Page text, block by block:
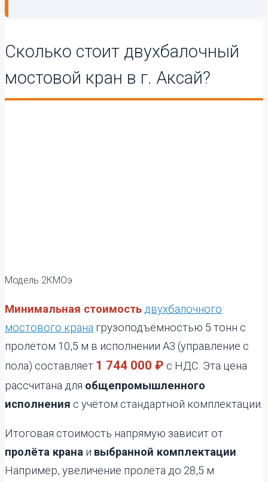
Сколько стоит двухбалочный
мостовой кран в г. Аксай?
Модель 2КМОэ
Минимальная стоимость двухбалочного
мостового крана грузоподъёмностью 5 тонн с
пролётом 10,5 м в исполнении А3 (управление с
пола) составляет 1 744 000 ₽ с НДС. Эта цена
рассчитана для общепромышленного
исполнения с учётом стандартной комплектации.
Итоговая стоимость напрямую зависит от
пролёта крана и выбранной комплектации
Например, увеличение пролёта до 28,5 м